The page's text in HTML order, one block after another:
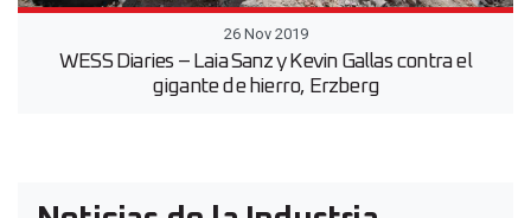
26 Nov 2019
WESS Diaries – Laia Sanz y Kevin Gallas contra el
gigante de hierro, Erzberg